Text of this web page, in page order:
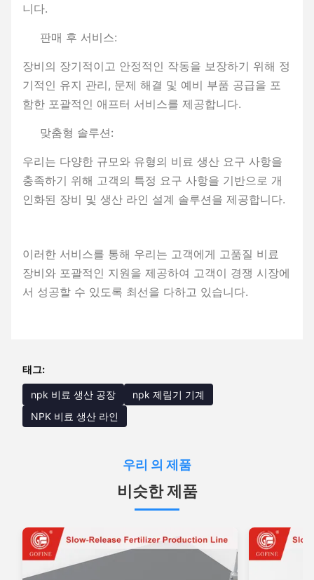
니다.
판매 후 서비스:
장비의 장기적이고 안정적인 작동을 보장하기 위해 정
기적인 유지 관리, 문제 해결 및 예비 부품 공급을 포
함한 포괄적인 애프터 서비스를 제공합니다.
맞춤형 솔루션:
우리는 다양한 규모와 유형의 비료 생산 요구 사항을
충족하기 위해 고객의 특정 요구 사항을 기반으로 개
인화된 장비 및 생산 라인 설계 솔루션을 제공합니다.
이러한 서비스를 통해 우리는 고객에게 고품질 비료
장비와 포괄적인 지원을 제공하여 고객이 경쟁 시장에
서 성공할 수 있도록 최선을 다하고 있습니다.
태그:
npk 비료 생산 공장
npk 제림기 기계
NPK 비료 생산 라인
우리 의 제품
비슷한 제품